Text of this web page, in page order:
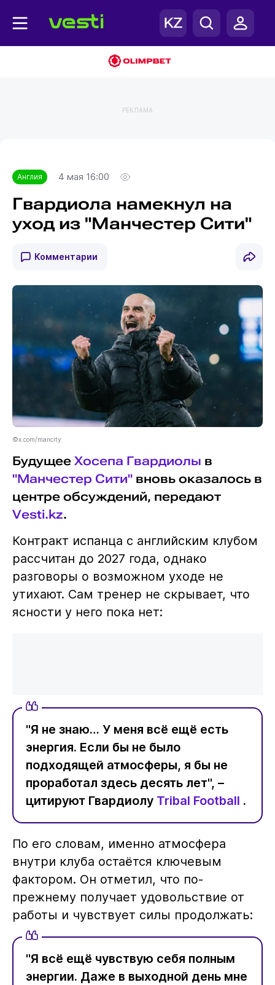
РЕКЛАМА
Англия 4 мая 16:00
Гвардиола намекнул на
уход из "Манчестер Сити"
Комментарии
©x.com/mancity
Будущее Хосепа Гвардиолы в
"Манчестер Сити"вновь оказалось в
центре обсуждений, передают
Vesti.kz.
Контракт испанца с английским клубом
рассчитан до 2027 года, однако
разговоры о возможном уходе не
утихают. Сам тренер не скрывает, что
ясности у него пока нет:
"Я не знаю… У меня всё ещё есть
энергия. Если бы не было
подходящей атмосферы, я бы не
проработал здесь десять лет", –
цитируют Гвардиолу Tribal Football .
По его словам, именно атмосфера
внутри клуба остаётся ключевым
фактором. Он отметил, что по-
прежнему получает удовольствие от
работы и чувствует силы продолжать:
"Я всё ещё чувствую себя полным
энергии. Даже в выходной день мне